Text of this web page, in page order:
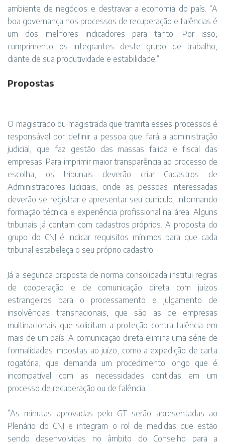
ambiente de negócios e destravar a economia do país. “A
boa governança nos processos de recuperação e falências é
um dos melhores indicadores para tanto. Por isso,
cumprimento os integrantes deste grupo de trabalho,
diante de sua produtividade e estabilidade.”
Propostas
O magistrado ou magistrada que tramita esses processos é
responsável por definir a pessoa que fará a administração
judicial, que faz gestão das massas falida e fiscal das
empresas. Para imprimir maior transparência ao processo de
escolha, os tribunais deverão criar Cadastros de
Administradores Judiciais, onde as pessoas interessadas
deverão se registrar e apresentar seu currículo, informando
formação técnica e experiência profissional na área. Alguns
tribunais já contam com cadastros próprios. A proposta do
grupo do CNJ é indicar requisitos mínimos para que cada
tribunal estabeleça o seu próprio cadastro.
Já a segunda proposta de norma consolidada institui regras
de cooperação e de comunicação direta com juízos
estrangeiros para o processamento e julgamento de
insolvências transnacionais, que são as de empresas
multinacionais que solicitam a proteção contra falência em
mais de um país. A comunicação direta elimina uma série de
formalidades impostas ao juízo, como a expedição de carta
rogatória, que demanda um procedimento longo que é
incompatível com as necessidades contidas em um
processo de recuperação ou de falência.
“As minutas aprovadas pelo GT serão apresentadas ao
Plenário do CNJ e integram o rol de medidas que estão
sendo desenvolvidas no âmbito do Conselho para a